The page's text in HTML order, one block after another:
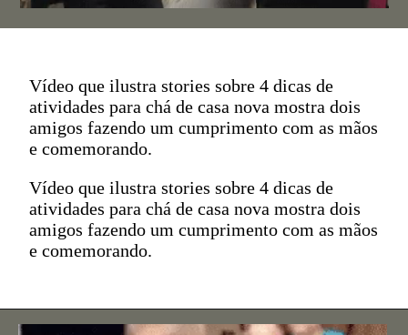
Vídeo que ilustra stories sobre 4 dicas de
atividades para chá de casa nova mostra dois
amigos fazendo um cumprimento com as mãos
e comemorando.
Vídeo que ilustra stories sobre 4 dicas de
atividades para chá de casa nova mostra dois
amigos fazendo um cumprimento com as mãos
e comemorando.